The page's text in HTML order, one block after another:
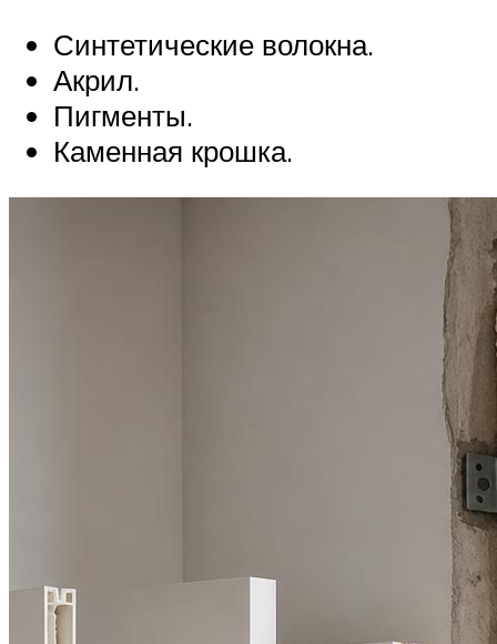
Синтетические волокна.
Акрил.
Пигменты.
Каменная крошка.